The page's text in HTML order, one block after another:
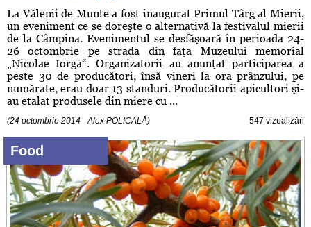
La Vălenii de Munte a fost inaugurat Primul Târg al Mierii,
un eveniment ce se doreşte o alternativă la festivalul mierii
de la Câmpina. Evenimentul se desfăşoară în perioada 24-
26 octombrie pe strada din faţa Muzeului memorial
„Nicolae Iorga“. Organizatorii au anunţat participarea a
peste 30 de producători, însă vineri la ora prânzului, pe
numărate, erau doar 13 standuri. Producătorii apicultori şi-
au etalat produsele din miere cu ...
(24 octombrie 2014 - Alex POLICALĂ) 547 vizualizări
Food